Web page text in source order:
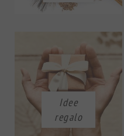
Idee
regalo